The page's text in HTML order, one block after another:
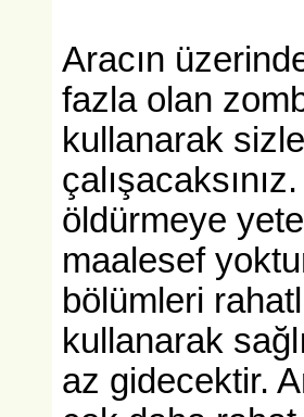
Aracın
fazla olan
kullanarak
öldürmeye
maalesef
bölümleri
kullanarak
az gidecektir.